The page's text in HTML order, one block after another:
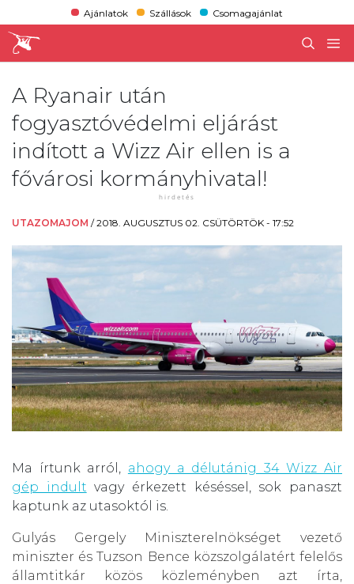
Ajánlatok Szállások Csomagajánlat
A Ryanair után
fogyasztóvédelmi eljárást
indított a Wizz Air ellen is a
fővárosi kormányhivatal!
UTAZOMAJOM /2018. AUGUSZTUS 02. CSÜTÖRTÖK - 17:52
Ma írtunk arról, ahogy a délutánig 34 Wizz Air
gép indult vagy érkezett késéssel, sok panaszt
kaptunk az utasoktól is.
Gulyás Gergely Miniszterelnökséget vezető
miniszter és Tuzson Bence közszolgálatért felelős
államtitkár közös közleményben azt írta,